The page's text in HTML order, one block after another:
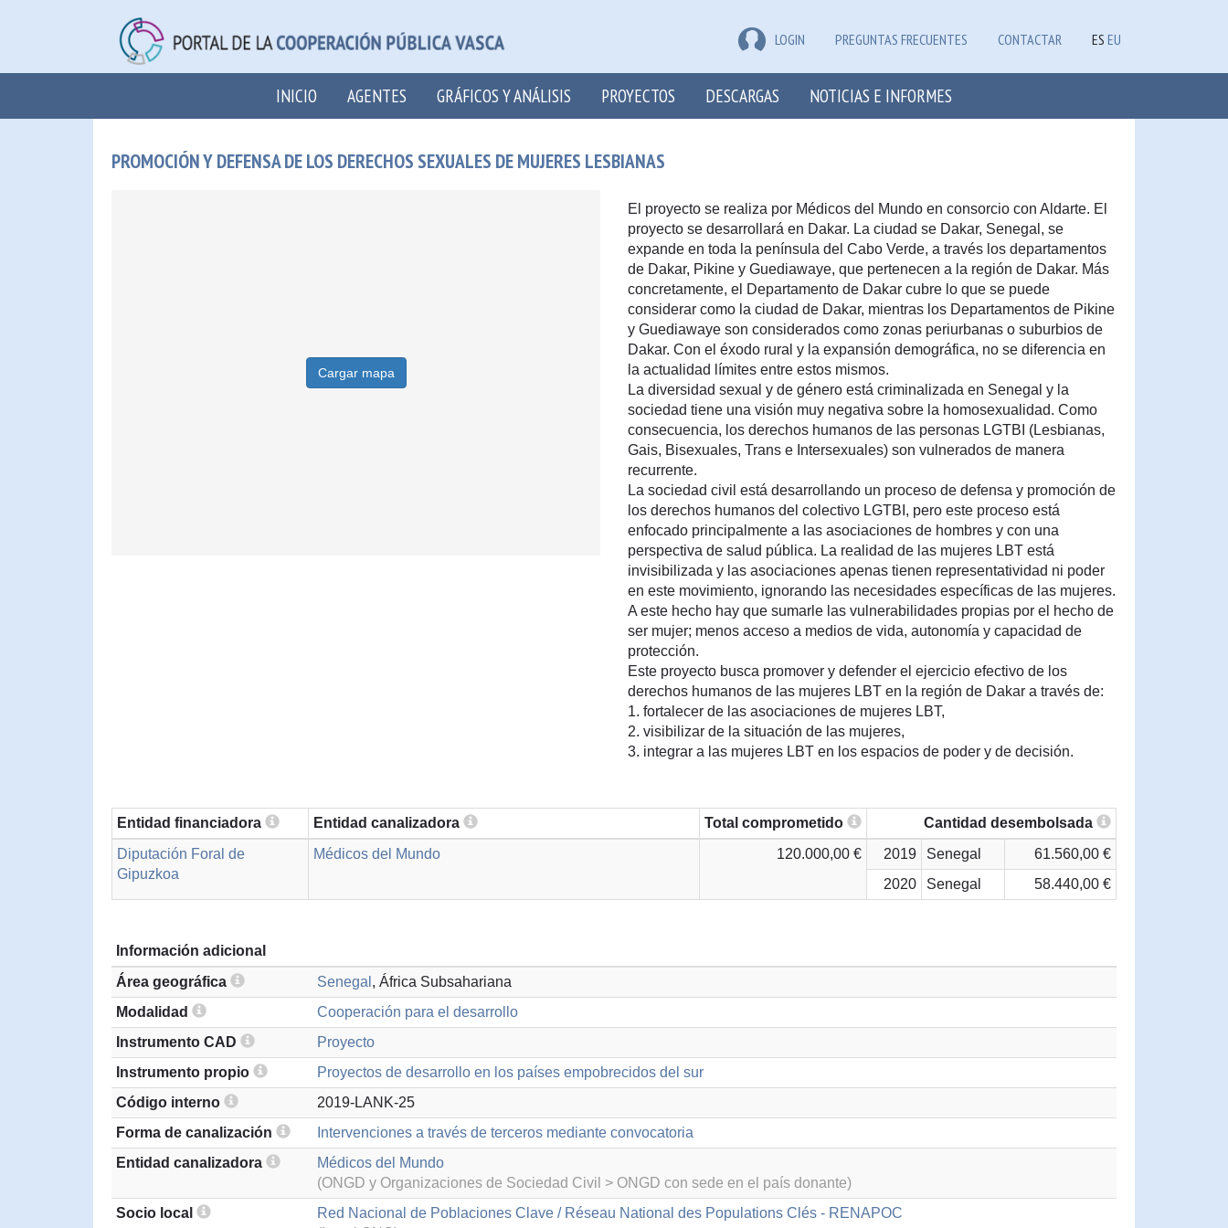
LOGIN PREGUNTAS FRECUENTES CONTACTAR ES EU
INICIO AGENTES GRÁFICOS Y ANÁLISIS PROYECTOS DESCARGAS NOTICIAS E INFORMES
PROMOCIÓN Y DEFENSA DE LOS DERECHOS SEXUALES DE MUJERES LESBIANAS
Cargar mapa
El proyecto se realiza por Médicos del Mundo en consorcio con Aldarte. El
proyecto se desarrollará en Dakar. La ciudad se Dakar, Senegal, se
expande en toda la península del Cabo Verde, a través los departamentos
de Dakar, Pikine y Guediawaye, que pertenecen a la región de Dakar. Más
concretamente, el Departamento de Dakar cubre lo que se puede
considerar como la ciudad de Dakar, mientras los Departamentos de Pikine
y Guediawaye son considerados como zonas periurbanas o suburbios de
Dakar. Con el éxodo rural y la expansión demográfica, no se diferencia en
la actualidad límites entre estos mismos.
La diversidad sexual y de género está criminalizada en Senegal y la
sociedad tiene una visión muy negativa sobre la homosexualidad. Como
consecuencia, los derechos humanos de las personas LGTBI (Lesbianas,
Gais, Bisexuales, Trans e Intersexuales) son vulnerados de manera
recurrente.
La sociedad civil está desarrollando un proceso de defensa y promoción de
los derechos humanos del colectivo LGTBI, pero este proceso está
enfocado principalmente a las asociaciones de hombres y con una
perspectiva de salud pública. La realidad de las mujeres LBT está
invisibilizada y las asociaciones apenas tienen representatividad ni poder
en este movimiento, ignorando las necesidades específicas de las mujeres.
A este hecho hay que sumarle las vulnerabilidades propias por el hecho de
ser mujer; menos acceso a medios de vida, autonomía y capacidad de
protección.
Este proyecto busca promover y defender el ejercicio efectivo de los
derechos humanos de las mujeres LBT en la región de Dakar a través de:
1. fortalecer de las asociaciones de mujeres LBT,
2. visibilizar de la situación de las mujeres,
3. integrar a las mujeres LBT en los espacios de poder y de decisión.
Entidad financiadora Entidad canalizadora Total comprometido
Cantidad desembolsada
Diputación Foral de
Gipuzkoa
Médicos del Mundo 120.000,00 € 2019 Senegal
61.560,00 €
2020
Senegal 58.440,00 €
Información adicional
Área geográfica
Senegal , África Subsahariana
Modalidad
Cooperación para el desarrollo
Instrumento CAD
Proyecto
Instrumento propio
Proyectos de desarrollo en los países empobrecidos del sur
Código interno
2019-LANK-25
Forma de canalización
Intervenciones a través de terceros mediante convocatoria
Entidad canalizadora
Médicos del Mundo
(ONGD y Organizaciones de Sociedad Civil > ONGD con sede en el país donante)
Socio local
Red Nacional de Poblaciones Clave / Réseau National des Populations Clés - RENAPOC